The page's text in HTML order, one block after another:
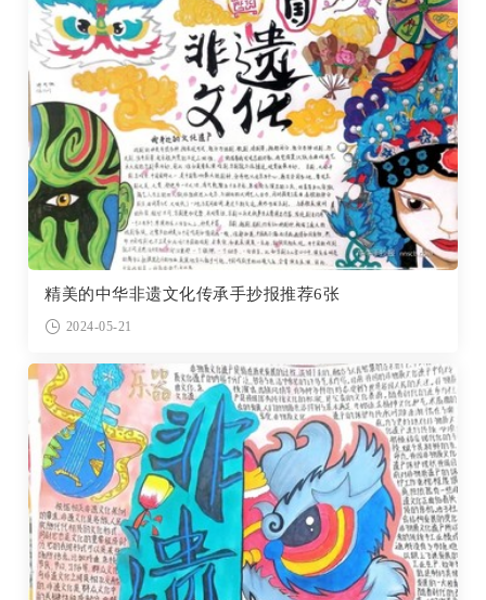
精美的中华非遗文化传承手抄报推荐6张
2024-05-21